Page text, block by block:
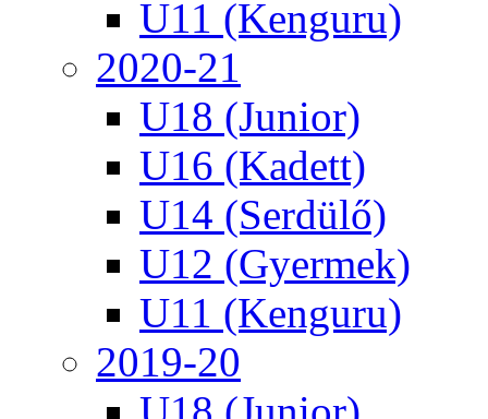
U11 (Kenguru)
2020-21
U18 (Junior)
U16 (Kadett)
U14 (Serdülő)
U12 (Gyermek)
U11 (Kenguru)
2019-20